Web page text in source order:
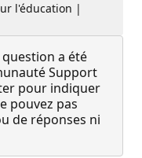
l'éducation |
question a été
Support
pour indiquer
pouvez pas
de réponses ni